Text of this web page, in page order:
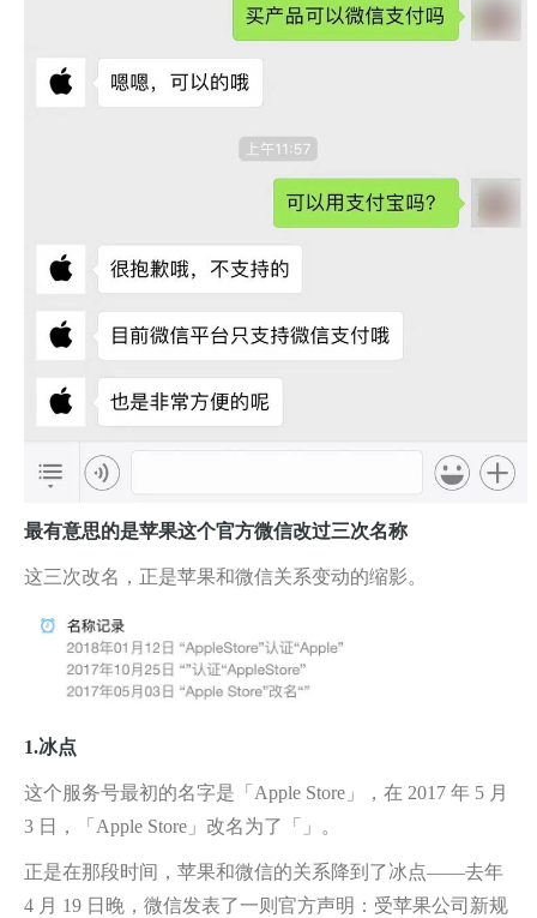
最有意思的是苹果这个官方微信改过三次名称
这三次改名，正是苹果和微信关系变动的缩影。
1.冰点
这个服务号最初的名字是「Apple Store」，在 2017 年 5 月
3 日，「Apple Store」改名为了「」。
正是在那段时间，苹果和微信的关系降到了冰点——去年
4 月 19 日晚，微信发表了一则官方声明：受苹果公司新规